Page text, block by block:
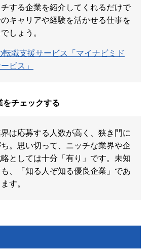
チする企業を紹介してくれるだけで
キャリアや経験を活かせる仕事を
しょう。
転職支援サービス「マイナビミド
ビス」
をチェックする
は応募する人数が高く、狭き門に
。思い切って、ニッチな業界や企
としては十分「有り」です。未知
、「知る人ぞ知る優良企業」であ
す。